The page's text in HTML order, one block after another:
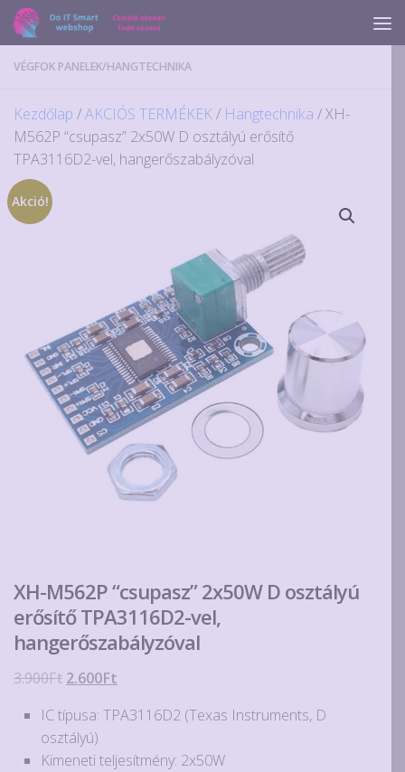
Skip to content
VÉGFOK PANELEK/HANGTECHNIKA
Kezdőlap /AKCIÓS TERMÉKEK/ Hangtechnika / XH-
M562P “csupasz” 2x50W D osztályú erősítő
TPA3116D2-vel, hangerőszabályzóval
Akció!
XH-M562P “csupasz” 2x50W D osztályú
erősítő TPA3116D2-vel,
hangerőszabályzóval
3.900Ft Original
was:
3.900Ft.
2.600Ft
is:
IC típusa: TPA3116D2 (Texas Instruments, D
osztályú)
Kimeneti teljesítmény: 2x50W